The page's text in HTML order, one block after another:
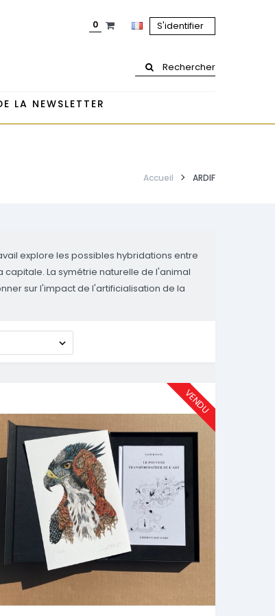
S'identifier
0
Rechercher
LA NEWSLETTER
Accueil ARDIF
explore les possibles hybridations entre
capitale. La symétrie naturelle de l'animal
sur l'impact de l'artificialisation de la
VENDU